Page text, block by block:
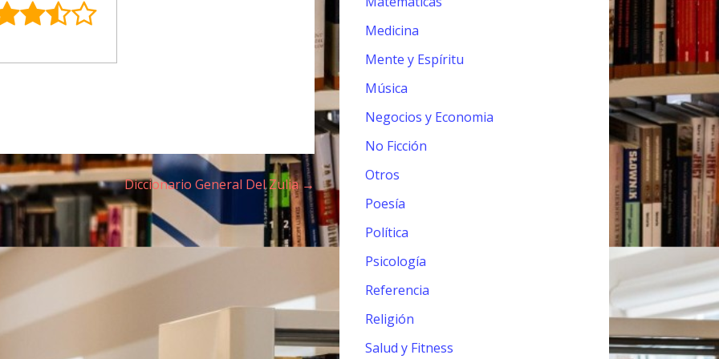
Diccionario General Del Zulia →
Medicina
Mente y Espíritu
Música
Negocios y Economia
No Ficción
Otros
Poesía
Política
Psicología
Referencia
Religión
Salud y Fitness